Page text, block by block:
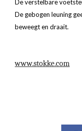
De verstelbare
De gebogen leuning
beweegt en draait.
www.stokke.com